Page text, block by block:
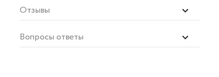
Отзывы
Вопросы ответы